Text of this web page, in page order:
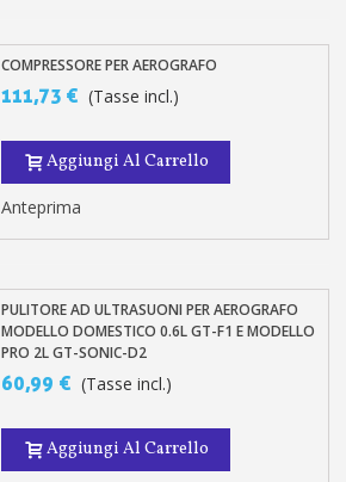
COMPRESSORE PER AEROGRAFO
111,73 € (Tasse incl.)
Aggiungi Al Carrello
Anteprima
PULITORE AD ULTRASUONI PER AEROGRAFO
MODELLO DOMESTICO 0.6L GT-F1 E MODELLO
PRO 2L GT-SONIC-D2
60,99 € (Tasse incl.)
Aggiungi Al Carrello